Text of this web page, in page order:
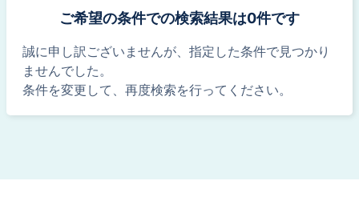
ご希望の条件での検索結果は0件です
誠に申し訳ございませんが、指定した条件で見つかり
ませんでした。
条件を変更して、再度検索を行ってください。